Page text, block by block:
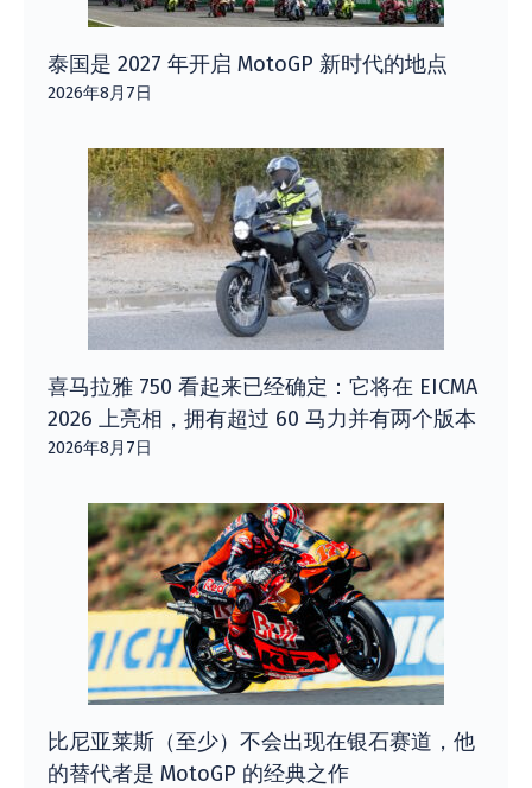
泰国是 2027 年开启 MotoGP 新时代的地点
2026年8月7日
喜马拉雅 750 看起来已经确定：它将在 EICMA
2026 上亮相，拥有超过 60 马力并有两个版本
2026年8月7日
比尼亚莱斯（至少）不会出现在银石赛道，他
的替代者是 MotoGP 的经典之作